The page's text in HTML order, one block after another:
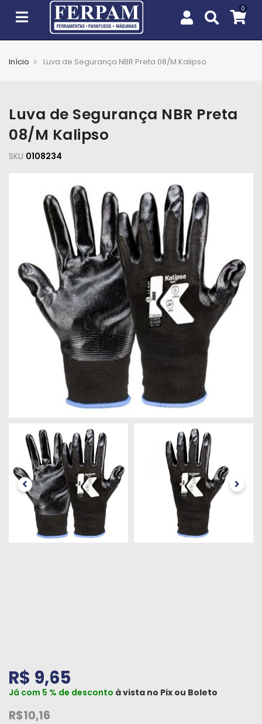
e
Jardim
EPIs
Cobertura
Ferramentas
Máquinas
Iluminação
Materiais
Construção
Hidráulicos
Pneumáticos
Tintas
e
Químicos
Peças
Início Luva de Segurança NBR Preta 08/M Kalipso
Luva de Segurança NBR Preta
08/M Kalipso
SKU 0108234
R$ 9,65
Já com 5 % de desconto à vista no Pix ou Boleto
R$10,16